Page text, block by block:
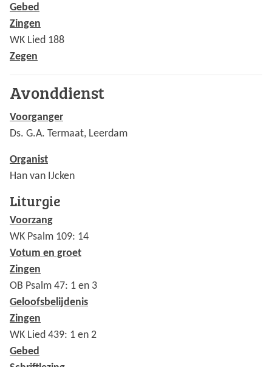
Gebed
Zingen
WK Lied 188
Zegen
Avonddienst
Voorganger
Ds. G.A. Termaat, Leerdam
Organist
Han van IJcken
Liturgie
Voorzang
WK Psalm 109: 14
Votum en groet
Zingen
OB Psalm 47: 1 en 3
Geloofsbelijdenis
Zingen
WK Lied 439: 1 en 2
Gebed